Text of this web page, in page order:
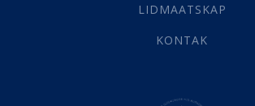
Werk(22)
(142)
LIDMAATSKAP
KONTAK